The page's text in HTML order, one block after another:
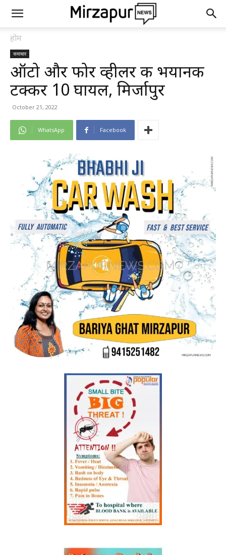
होम
समाचार
ऑटो और फोर व्हीलर की भयानक
टक्कर 10 घायल, मिर्जापुर
October 21, 2022
WhatsApp Facebook